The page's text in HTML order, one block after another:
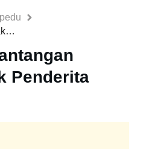
Anjuran dan Pantangan Makanan untuk Penderita Batu Empedu
Penderita